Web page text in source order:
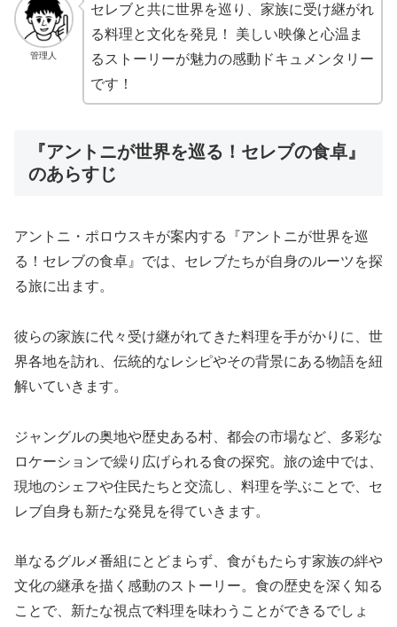
管理人
セレブと共に世界を巡り、家族に受け継がれ
る料理と文化を発見！ 美しい映像と心温ま
るストーリーが魅力の感動ドキュメンタリー
です！
『アントニが世界を巡る！セレブの食卓』
のあらすじ
アントニ・ポロウスキが案内する『アントニが世界を巡
る！セレブの食卓』では、セレブたちが自身のルーツを探
る旅に出ます。
彼らの家族に代々受け継がれてきた料理を手がかりに、世
界各地を訪れ、伝統的なレシピやその背景にある物語を紐
解いていきます。
ジャングルの奥地や歴史ある村、都会の市場など、多彩な
ロケーションで繰り広げられる食の探究。旅の途中では、
現地のシェフや住民たちと交流し、料理を学ぶことで、セ
レブ自身も新たな発見を得ていきます。
単なるグルメ番組にとどまらず、食がもたらす家族の絆や
文化の継承を描く感動のストーリー。食の歴史を深く知る
ことで、新たな視点で料理を味わうことができるでしょ